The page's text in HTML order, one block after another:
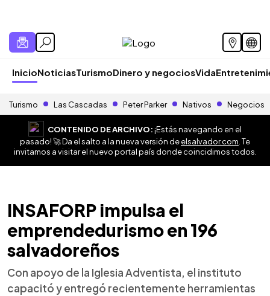
InicioNoticiasTurismoDinero y negociosVida
Turismo Las Cascadas Peter Parker Nativos Negocios
CONTENIDO DE ARCHIVO:¡Estás navegando en el
pasado! 🚀 Da el salto a la nueva versión deelsalvador.com . Te
invitamos a visitar el nuevo portal país donde coincidimos todos.
INSAFORP impulsa el
emprendedurismo en 196
salvadoreños
Con apoyo de la Iglesia Adventista, el instituto
capacitó y entregó recientemente herramientas